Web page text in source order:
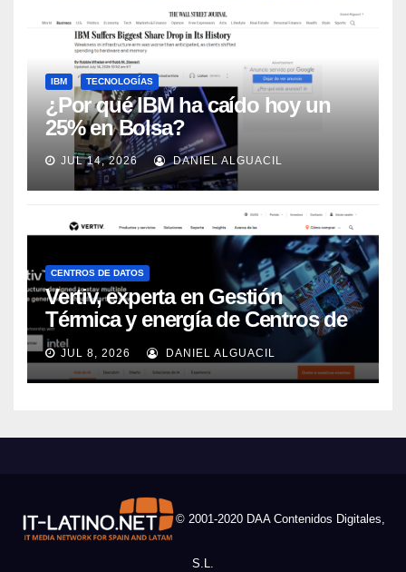
IBM TECNOLOGÍAS
¿Por qué IBM ha caído hoy un
25% en Bolsa?
JUL 14, 2026 DANIEL ALGUACIL
CENTROS DE DATOS
Vertiv, experta en Gestión
Térmica y energía de Centros de
Datos, sigue su crecimiento
imparable
JUL 8, 2026 DANIEL ALGUACIL
© 2001-2020 DAA Contenidos Digitales,
S.L.